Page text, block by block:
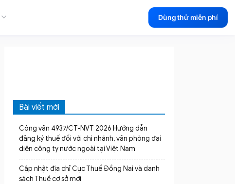
Dùng thử miễn phí
Bài viết mới
Công văn 4937/CT-NVT 2026 Hướng dẫn
đăng ký thuế đối với chi nhánh, văn phòng đại
diện công ty nước ngoài tại Việt Nam
Cập nhật địa chỉ Cục Thuế Đồng Nai và danh
sách Thuế cơ sở mới